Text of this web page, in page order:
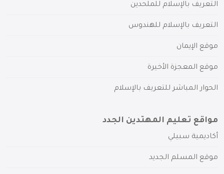
التعريف بالإسلام للملحدين
التعريف بالإسلام للهندوس
موقع الإيمان
موقع المعجزة الأخيرة
الحوار المباشر للتعريف بالإسلام
مواقع تعليم المهتدين الجدد
أكاديمية سبيلي
موقع المسلم الجديد